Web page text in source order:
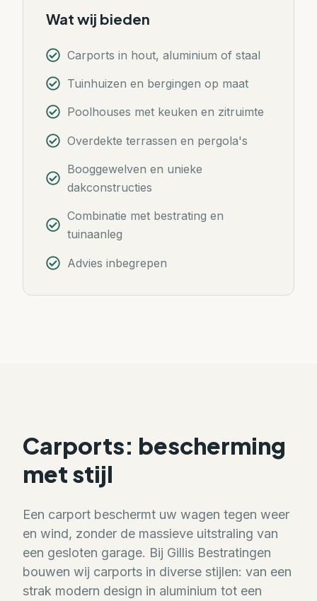
Wat wij bieden
Carports in hout, aluminium of staal
Tuinhuizen en bergingen op maat
Poolhouses met keuken en zitruimte
Overdekte terrassen en pergola's
Booggewelven en unieke
dakconstructies
Combinatie met bestrating en
tuinaanleg
Advies inbegrepen
Carports: bescherming
met stijl
Een carport beschermt uw wagen tegen weer
en wind, zonder de massieve uitstraling van
een gesloten garage. Bij Gillis Bestratingen
bouwen wij carports in diverse stijlen: van een
strak modern design in aluminium tot een